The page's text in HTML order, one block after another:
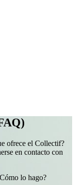
ofrece el Collectif?
en contacto con
lo hago?